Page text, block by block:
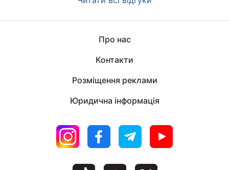
Про нас
Контакти
Розміщення реклами
Юридична інформація